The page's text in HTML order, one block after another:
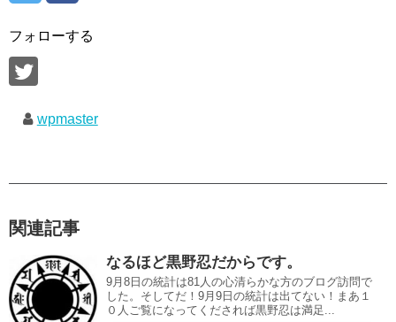
フォローする
wpmaster
関連記事
なるほど黒野忍だからです。
9月8日の統計は81人の心清らかな方のブログ訪問で
した。そしてだ！9月9日の統計は出てない！まあ１
０人ご覧になってくだされば黒野忍は満足...